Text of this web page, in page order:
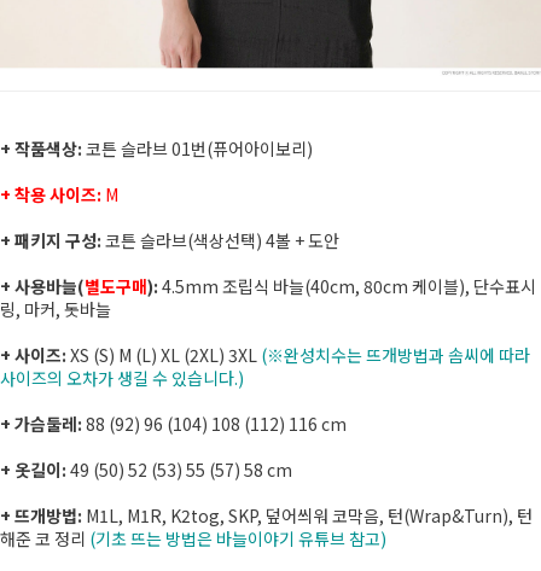
+ 작품색상: 코튼 슬라브 01번(퓨어아이보리)
+ 착용 사이즈: M
+ 패키지 구성: 코튼 슬라브(색상선택) 4볼 + 도안
+ 사용바늘(별도구매): 4.5mm 조립식 바늘(40cm, 80cm 케이블), 단수표시
링, 마커, 돗바늘
+ 사이즈: XS (S) M (L) XL (2XL) 3XL (※완성치수는 뜨개방법과 솜씨에 따라
사이즈의 오차가 생길 수 있습니다.)
+ 가슴둘레: 88 (92) 96 (104) 108 (112) 116 cm
+ 옷길이: 49 (50) 52 (53) 55 (57) 58 cm
+ 뜨개방법: M1L, M1R, K2tog, SKP, 덮어씌워 코막음, 턴(Wrap&Turn), 턴
해준 코 정리 (기초 뜨는 방법은 바늘이야기 유튜브 참고)